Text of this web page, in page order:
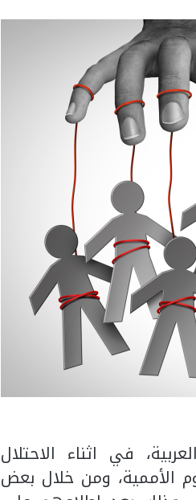
في اثناء الاحتلال
الأممية، ومن خلال بعض